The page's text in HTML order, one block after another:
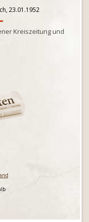
23.01.1952
Kreiszeitung und